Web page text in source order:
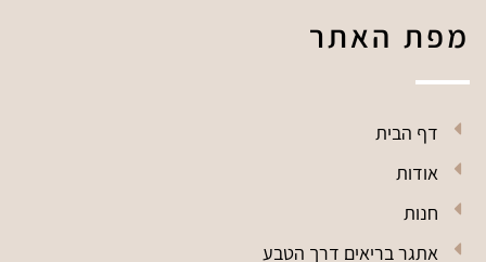
מפת האתר
דף הבית
אודות
חנות
אתגר בריאים דרך הטבע